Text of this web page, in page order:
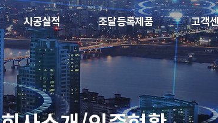
시공실적 조달등록제품 고객